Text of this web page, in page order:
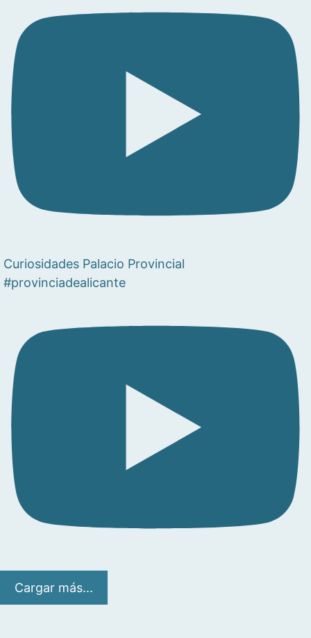
Curiosidades Palacio Provincial
#provinciadealicante
Cargar más...